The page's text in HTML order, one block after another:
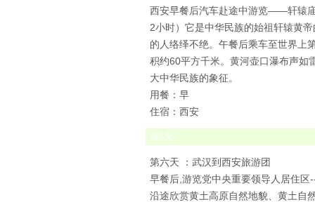
西安早餐后汽车赴途中游览——轩辕
2小时）它是中华民族的始祖轩辕黄
的人络绎不绝。午餐后乘车至世界
积约60平方千米。黄河壶口瀑布声如
大中华民族的象征。
用餐：早
住宿：西安
第6天
第六天 ：武汉到西安旅游团
早餐后,游览党中央重要领导人居住
沿途欣赏黄土高原自然地貌、黄土自